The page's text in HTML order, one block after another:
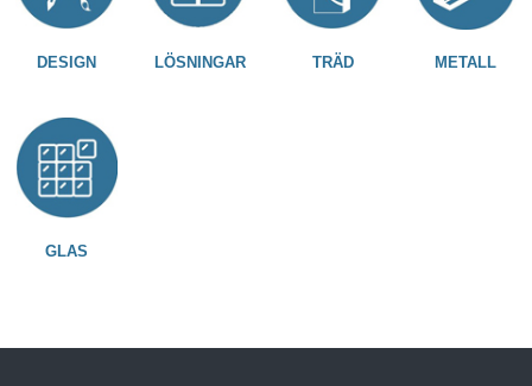
DESIGN LÖSNINGAR TRÄD METALL
GLAS